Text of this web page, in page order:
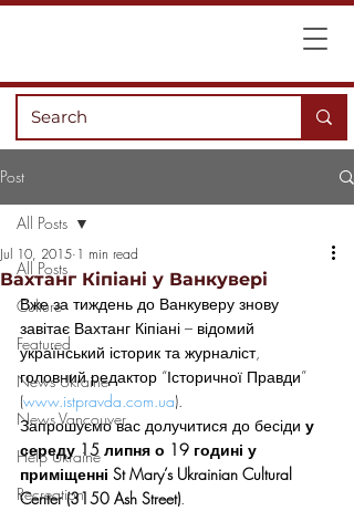
Post
All Posts
Culture
Featured
News Ukraine
News Vancouver
Help Ukraine
Recreation
All Posts
Вахтанг Кіпіані у Ванкувері
Jul 10, 2015 1 min read
Вже за тиждень до Ванкуверу знову
завітає Вахтанг Кіпіані – відомий
український історик та журналіст,
головний редактор “Історичної Правди”
(www.istpravda.com.ua).
Запрошуємо вас долучитися до бесіди у
середу 15 липня о 19 годині у
приміщенні St Mary’s Ukrainian Cultural
Center (3150 Ash Street).